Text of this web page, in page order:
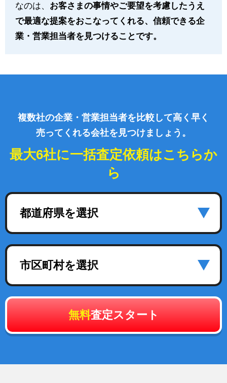
なのは、 お客さまの事情やご要望を考慮したうえ
で最適な提案をおこなってくれる、信頼できる企
業・営業担当者を見つけることです。
複数社の企業・営業担当者を比較して高く早く
売ってくれる会社を見つけましょう。
最大6社に一括査定依頼はこちらか
ら
都道府県を選択
市区町村を選択
無料査定スタート